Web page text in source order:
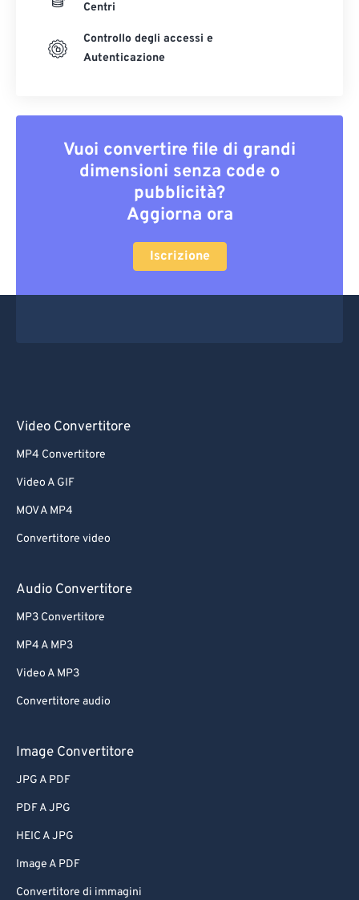
Centri
Controllo degli accessi e
Autenticazione
Vuoi convertire file di grandi
dimensioni senza code o
pubblicità?
Aggiorna ora
Iscrizione
Video Convertitore
MP4 Convertitore
Video A GIF
MOV A MP4
Convertitore video
Audio Convertitore
MP3 Convertitore
MP4 A MP3
Video A MP3
Convertitore audio
Image Convertitore
JPG A PDF
PDF A JPG
HEIC A JPG
Image A PDF
Convertitore di immagini